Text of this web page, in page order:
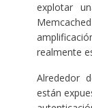
explotar
realmente
Alrededor
están